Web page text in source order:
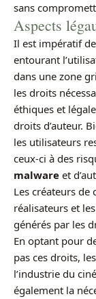
sans
Aspects
Il est impératif
entourant
dans une zone
les droits
éthiques et
droits d’auteur.
les utilisateurs
ceux-ci à des
malware et
Les créateurs de
réalisateurs et
générés par les
En optant pour
pas ces droits,
l’industrie du
également la